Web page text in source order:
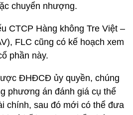
chuyển nhượng.
CTCP Hàng không Tre Việt –
FLC cũng có kế hoạch xem
phần này.
ĐHĐCĐ ủy quyền, chúng
phương án đánh giá cụ thể
chính, sau đó mới có thể đưa